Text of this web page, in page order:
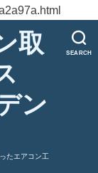
SEARCH
取
ン
たエアコン工